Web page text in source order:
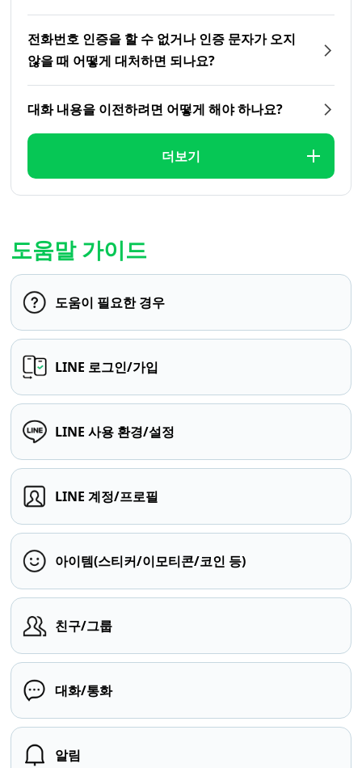
전화번호 인증을 할 수 없거나 인증 문자가 오지
않을 때 어떻게 대처하면 되나요?
대화 내용을 이전하려면 어떻게 해야 하나요?
더보기
도움말 가이드
도움이 필요한 경우
LINE 로그인/가입
LINE 사용 환경/설정
LINE 계정/프로필
아이템(스티커/이모티콘/코인 등)
친구/그룹
대화/통화
알림